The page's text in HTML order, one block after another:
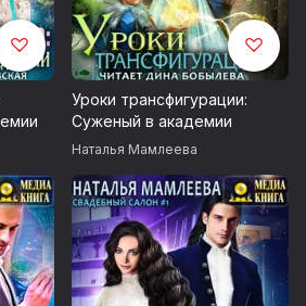
Уроки трансфигурации:
Суженый в академии
Наталья Мамлеева